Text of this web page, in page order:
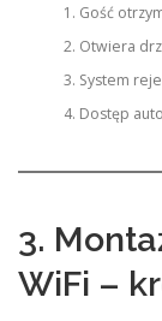
Gość
Otwiera
System
Dostęp
3.
WiFi –